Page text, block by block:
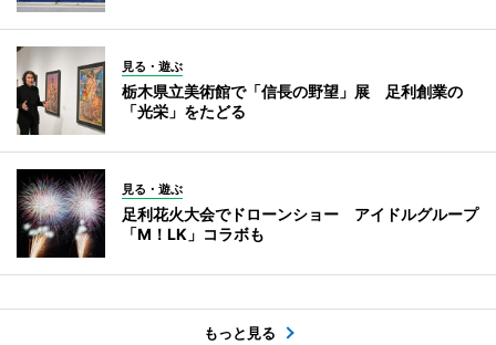
見る・遊ぶ
栃木県立美術館で「信長の野望」展 足利創業の
「光栄」をたどる
見る・遊ぶ
足利花火大会でドローンショー アイドルグループ
「M！LK」コラボも
もっと見る